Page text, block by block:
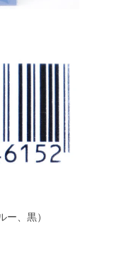
、黒）